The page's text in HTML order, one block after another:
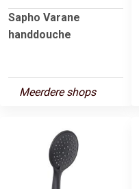
Sapho Varane
handdouche
Meerdere shops